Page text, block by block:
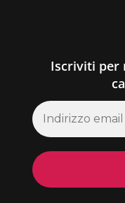
Iscriviti per